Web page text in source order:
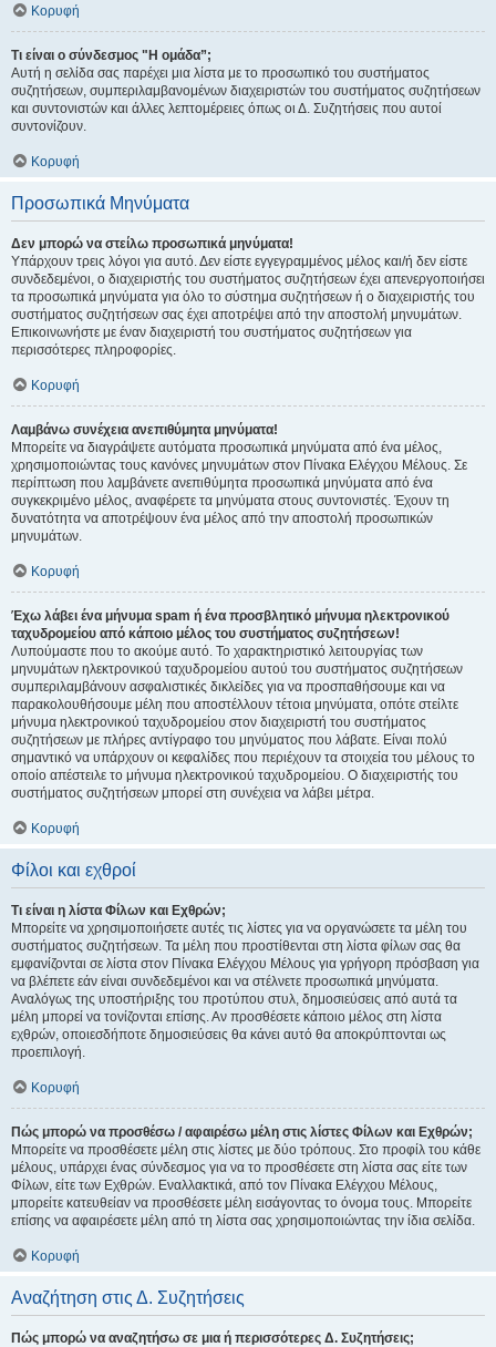
Κορυφή
Τι είναι ο σύνδεσμος "Η ομάδα”;
Αυτή η σελίδα σας παρέχει μια λίστα με το προσωπικό του συστήματος
συζητήσεων, συμπεριλαμβανομένων διαχειριστών του συστήματος συζητήσεων
και συντονιστών και άλλες λεπτομέρειες όπως οι Δ. Συζητήσεις που αυτοί
συντονίζουν.
Κορυφή
Προσωπικά Μηνύματα
Δεν μπορώ να στείλω προσωπικά μηνύματα!
Υπάρχουν τρεις λόγοι για αυτό. Δεν είστε εγγεγραμμένος μέλος και/ή δεν είστε
συνδεδεμένοι, ο διαχειριστής του συστήματος συζητήσεων έχει απενεργοποιήσει
τα προσωπικά μηνύματα για όλο το σύστημα συζητήσεων ή ο διαχειριστής του
συστήματος συζητήσεων σας έχει αποτρέψει από την αποστολή μηνυμάτων.
Επικοινωνήστε με έναν διαχειριστή του συστήματος συζητήσεων για
περισσότερες πληροφορίες.
Κορυφή
Λαμβάνω συνέχεια ανεπιθύμητα μηνύματα!
Μπορείτε να διαγράψετε αυτόματα προσωπικά μηνύματα από ένα μέλος,
χρησιμοποιώντας τους κανόνες μηνυμάτων στον Πίνακα Ελέγχου Μέλους. Σε
περίπτωση που λαμβάνετε ανεπιθύμητα προσωπικά μηνύματα από ένα
συγκεκριμένο μέλος, αναφέρετε τα μηνύματα στους συντονιστές. Έχουν τη
δυνατότητα να αποτρέψουν ένα μέλος από την αποστολή προσωπικών
μηνυμάτων.
Κορυφή
Έχω λάβει ένα μήνυμα spam ή ένα προσβλητικό μήνυμα ηλεκτρονικού
ταχυδρομείου από κάποιο μέλος του συστήματος συζητήσεων!
Λυπούμαστε που το ακούμε αυτό. Το χαρακτηριστικό λειτουργίας των
μηνυμάτων ηλεκτρονικού ταχυδρομείου αυτού του συστήματος συζητήσεων
συμπεριλαμβάνουν ασφαλιστικές δικλείδες για να προσπαθήσουμε και να
παρακολουθήσουμε μέλη που αποστέλλουν τέτοια μηνύματα, οπότε στείλτε
μήνυμα ηλεκτρονικού ταχυδρομείου στον διαχειριστή του συστήματος
συζητήσεων με πλήρες αντίγραφο του μηνύματος που λάβατε. Είναι πολύ
σημαντικό να υπάρχουν οι κεφαλίδες που περιέχουν τα στοιχεία του μέλους το
οποίο απέστειλε το μήνυμα ηλεκτρονικού ταχυδρομείου. Ο διαχειριστής του
συστήματος συζητήσεων μπορεί στη συνέχεια να λάβει μέτρα.
Κορυφή
Φίλοι και εχθροί
Τι είναι η λίστα Φίλων και Εχθρών;
Μπορείτε να χρησιμοποιήσετε αυτές τις λίστες για να οργανώσετε τα μέλη του
συστήματος συζητήσεων. Τα μέλη που προστίθενται στη λίστα φίλων σας θα
εμφανίζονται σε λίστα στον Πίνακα Ελέγχου Μέλους για γρήγορη πρόσβαση για
να βλέπετε εάν είναι συνδεδεμένοι και να στέλνετε προσωπικά μηνύματα.
Αναλόγως της υποστήριξης του προτύπου στυλ, δημοσιεύσεις από αυτά τα
μέλη μπορεί να τονίζονται επίσης. Αν προσθέσετε κάποιο μέλος στη λίστα
εχθρών, οποιεσδήποτε δημοσιεύσεις θα κάνει αυτό θα αποκρύπτονται ως
προεπιλογή.
Κορυφή
Πώς μπορώ να προσθέσω / αφαιρέσω μέλη στις λίστες Φίλων και Εχθρών;
Μπορείτε να προσθέσετε μέλη στις λίστες με δύο τρόπους. Στο προφίλ του κάθε
μέλους, υπάρχει ένας σύνδεσμος για να το προσθέσετε στη λίστα σας είτε των
Φίλων, είτε των Εχθρών. Εναλλακτικά, από τον Πίνακα Ελέγχου Μέλους,
μπορείτε κατευθείαν να προσθέσετε μέλη εισάγοντας το όνομα τους. Μπορείτε
επίσης να αφαιρέσετε μέλη από τη λίστα σας χρησιμοποιώντας την ίδια σελίδα.
Κορυφή
Αναζήτηση στις Δ. Συζητήσεις
Πώς μπορώ να αναζητήσω σε μια ή περισσότερες Δ. Συζητήσεις;